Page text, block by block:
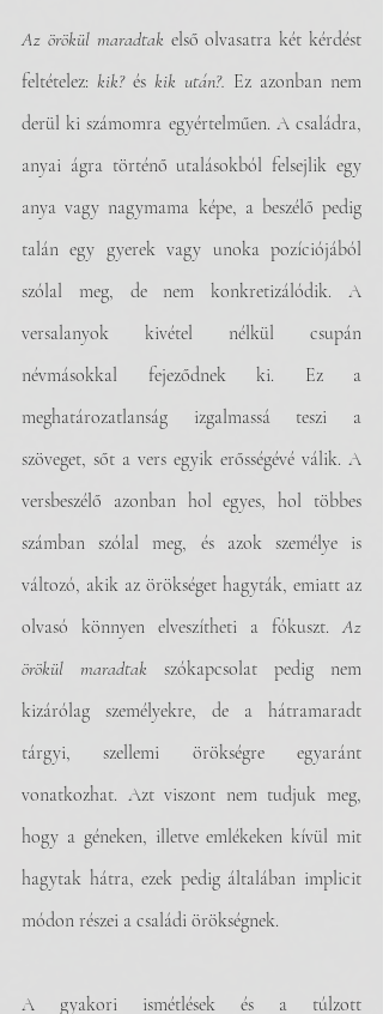
Az örökül maradtak első olvasatra két kérdést
feltételez: kik? és kik után?. Ez azonban nem
derül ki számomra egyértelműen. A családra,
anyai ágra történő utalásokból felsejlik egy
anya vagy nagymama képe, a beszélő pedig
talán egy gyerek vagy unoka pozíciójából
szólal meg, de nem konkretizálódik. A
versalanyok kivétel nélkül csupán
névmásokkal fejeződnek ki. Ez a
meghatározatlanság izgalmassá teszi a
szöveget, sőt a vers egyik erősségévé válik. A
versbeszélő azonban hol egyes, hol többes
számban szólal meg, és azok személye is
változó, akik az örökséget hagyták, emiatt az
olvasó könnyen elveszítheti a fókuszt. Az
örökül maradtak szókapcsolat pedig nem
kizárólag személyekre, de a hátramaradt
tárgyi, szellemi örökségre egyaránt
vonatkozhat. Azt viszont nem tudjuk meg,
hogy a géneken, illetve emlékeken kívül mit
hagytak hátra, ezek pedig általában implicit
módon részei a családi örökségnek.
A gyakori ismétlések és a túlzott